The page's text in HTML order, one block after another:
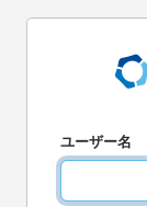
ユーザー名